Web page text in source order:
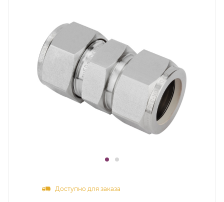
Доступно для заказа